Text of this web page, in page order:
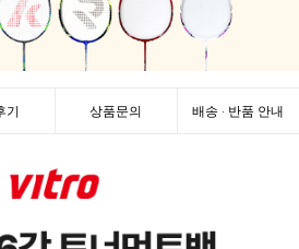
기 상품문의 배송 · 반품 안내